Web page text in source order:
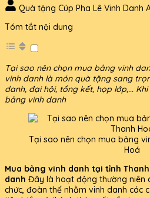
Quà tặng Cúp Pha Lê Vinh Danh
Tóm tắt nội dung
Tại sao nên chọn mua bảng vinh
vinh danh là món quà tặng sang
danh, đại hội, tổng kết, họp lớp,...
bảng vinh danh
Tại sao nên chọn mua bảng
Hoá
Mua bảng vinh danh tại tỉnh
danh Đây là hoạt động thường niên
chức, đoàn thể nhằm vinh danh các